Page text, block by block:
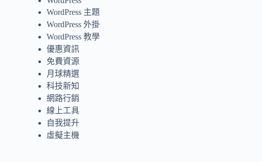
WordPress 主題
WordPress 外掛
WordPress 教學
優惠資訊
免費資源
月球精選
科技新知
網路行銷
線上工具
自我提升
虛擬主機